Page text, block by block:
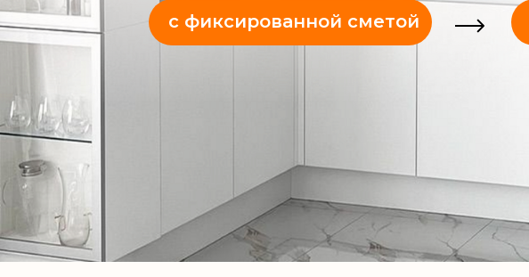
с фиксированной сметой